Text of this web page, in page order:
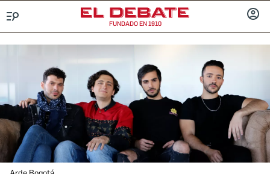
FUNDADO EN 1910